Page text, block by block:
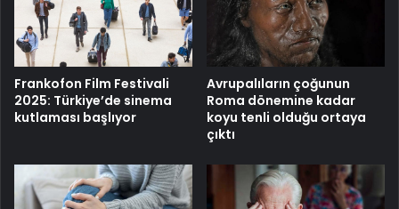
Frankofon Film Festivali
2025: Türkiye’de sinema
kutlaması başlıyor
Avrupalıların çoğunun
Roma dönemine kadar
koyu tenli olduğu ortaya
çıktı